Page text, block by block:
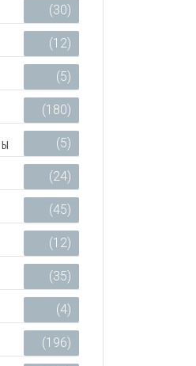
(30)
(12)
(5)
(180)
(5)
(24)
(45)
(12)
(35)
(4)
(196)